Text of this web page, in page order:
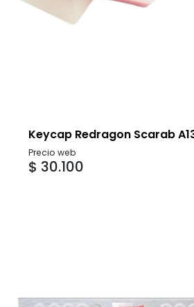
Keycap Redragon Scarab
Precio web
$ 30.100